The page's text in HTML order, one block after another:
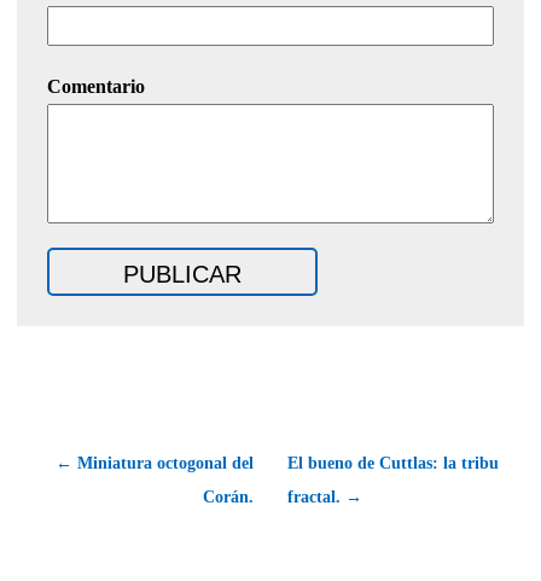
Comentario
← Miniatura octogonal del
Corán.
El bueno de Cuttlas: la tribu
fractal. →